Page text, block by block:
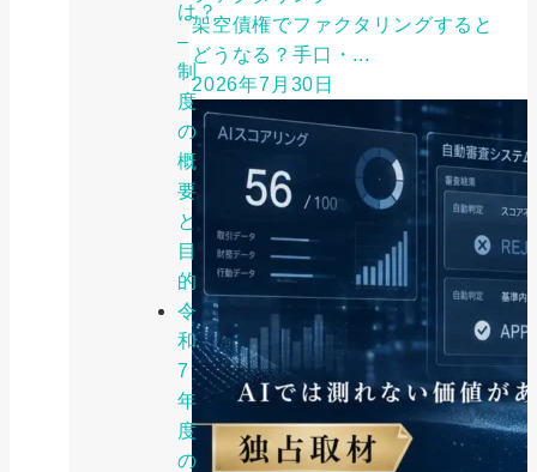
は？
–
制
度
の
概
要
と
目
的
令
和
7
年
度
の
架空債権でファクタリングすると
どうなる？手口・...
2026年7月30日